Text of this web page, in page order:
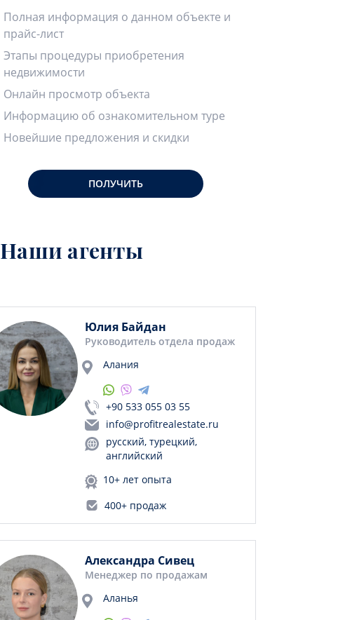
Полная информация о данном объекте и
прайс-лист
Этапы процедуры приобретения
недвижимости
Онлайн просмотр объекта
Информацию об ознакомительном туре
Новейшие предложения и скидки
ПОЛУЧИТЬ
Наши агенты
Юлия Байдан
Руководитель отдела продаж
Алания
+90 533 055 03 55
info@profitrealestate.ru
русский, турецкий,
английский
10+ лет опыта
400+ продаж
Александра Сивец
Менеджер по продажам
Аланья